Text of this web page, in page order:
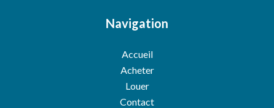
Navigation
Accueil
Acheter
Louer
Contact